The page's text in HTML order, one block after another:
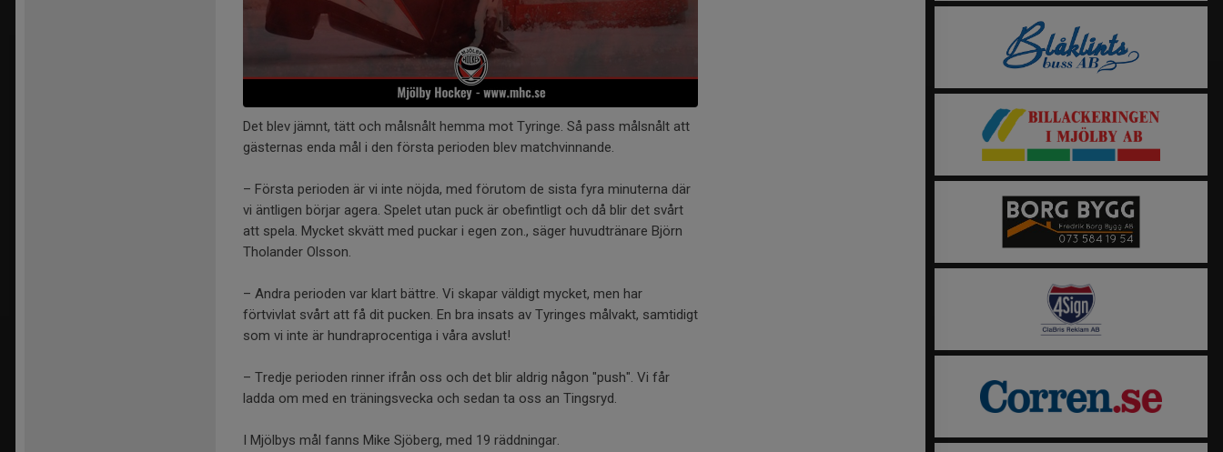
Det blev jämnt, tätt och målsnålt hemma mot Tyringe. Så pass målsnålt att
gästernas enda mål i den första perioden blev matchvinnande.
– Första perioden är vi inte nöjda, med förutom de sista fyra minuterna där
vi äntligen börjar agera. Spelet utan puck är obefintligt och då blir det svårt
att spela. Mycket skvätt med puckar i egen zon., säger huvudtränare Björn
Tholander Olsson.
– Andra perioden var klart bättre. Vi skapar väldigt mycket, men har
förtvivlat svårt att få dit pucken. En bra insats av Tyringes målvakt, samtidigt
som vi inte är hundraprocentiga i våra avslut!
– Tredje perioden rinner ifrån oss och det blir aldrig någon "push". Vi får
ladda om med en träningsvecka och sedan ta oss an Tingsryd.
I Mjölbys mål fanns Mike Sjöberg, med 19 räddningar.